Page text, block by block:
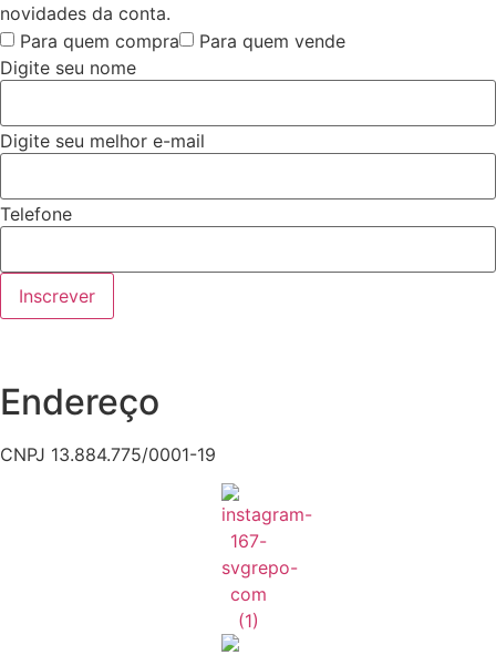
novidades da conta.
Para quem compra
Para quem vende
Digite seu nome
Digite seu melhor e-mail
Telefone
Inscrever
Endereço
CNPJ 13.884.775/0001-19